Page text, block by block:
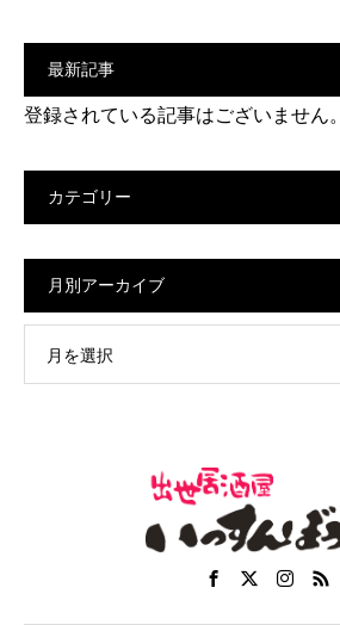
最新記事
登録されている記事はございません。
カテゴリー
月別アーカイブ
月を選択